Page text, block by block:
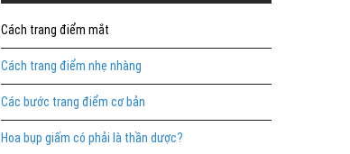
Cách trang điểm mắt
Cách trang điểm nhẹ nhàng
Các bước trang điểm cơ bản
Hoa bụp giấm có phải là thần dược?